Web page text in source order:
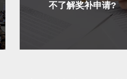
不了解奖补申请?